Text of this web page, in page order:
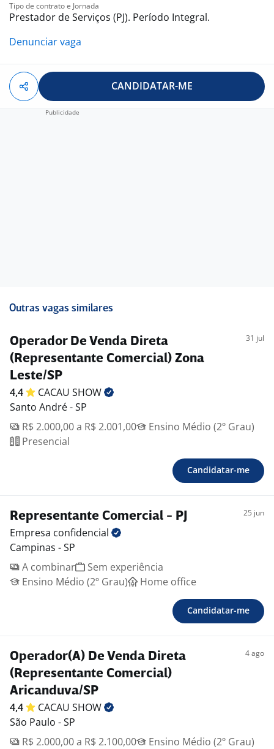
Tipo de contrato e Jornada
Prestador de Serviços (PJ). Período Integral.
Denunciar vaga
CANDIDATAR-ME
Outras vagas similares
Operador De Venda Direta
(Representante Comercial) Zona
Leste/SP
31 jul
4,4 CACAU SHOW
Santo André - SP
R$ 2.000,00 a R$ 2.001,00
Ensino Médio (2º Grau)
Presencial
Candidatar-me
Representante Comercial - PJ 25 jun
Empresa confidencial
Campinas - SP
A combinar
Sem experiência
Ensino Médio (2º Grau)
Home office
Candidatar-me
Operador(A) De Venda Direta
(Representante Comercial)
Aricanduva/SP
4 ago
4,4 CACAU SHOW
São Paulo - SP
R$ 2.000,00 a R$ 2.100,00
Ensino Médio (2º Grau)